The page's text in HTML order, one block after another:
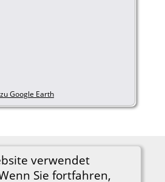
verwendet
Sie fortfahren,
Google Earth